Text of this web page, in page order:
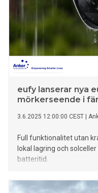
eufy lanserar nya
mörkerseende i
3.6.2025 12:00:00 CEST
Full funktionalitet utan
lokal lagring och
batteritid.